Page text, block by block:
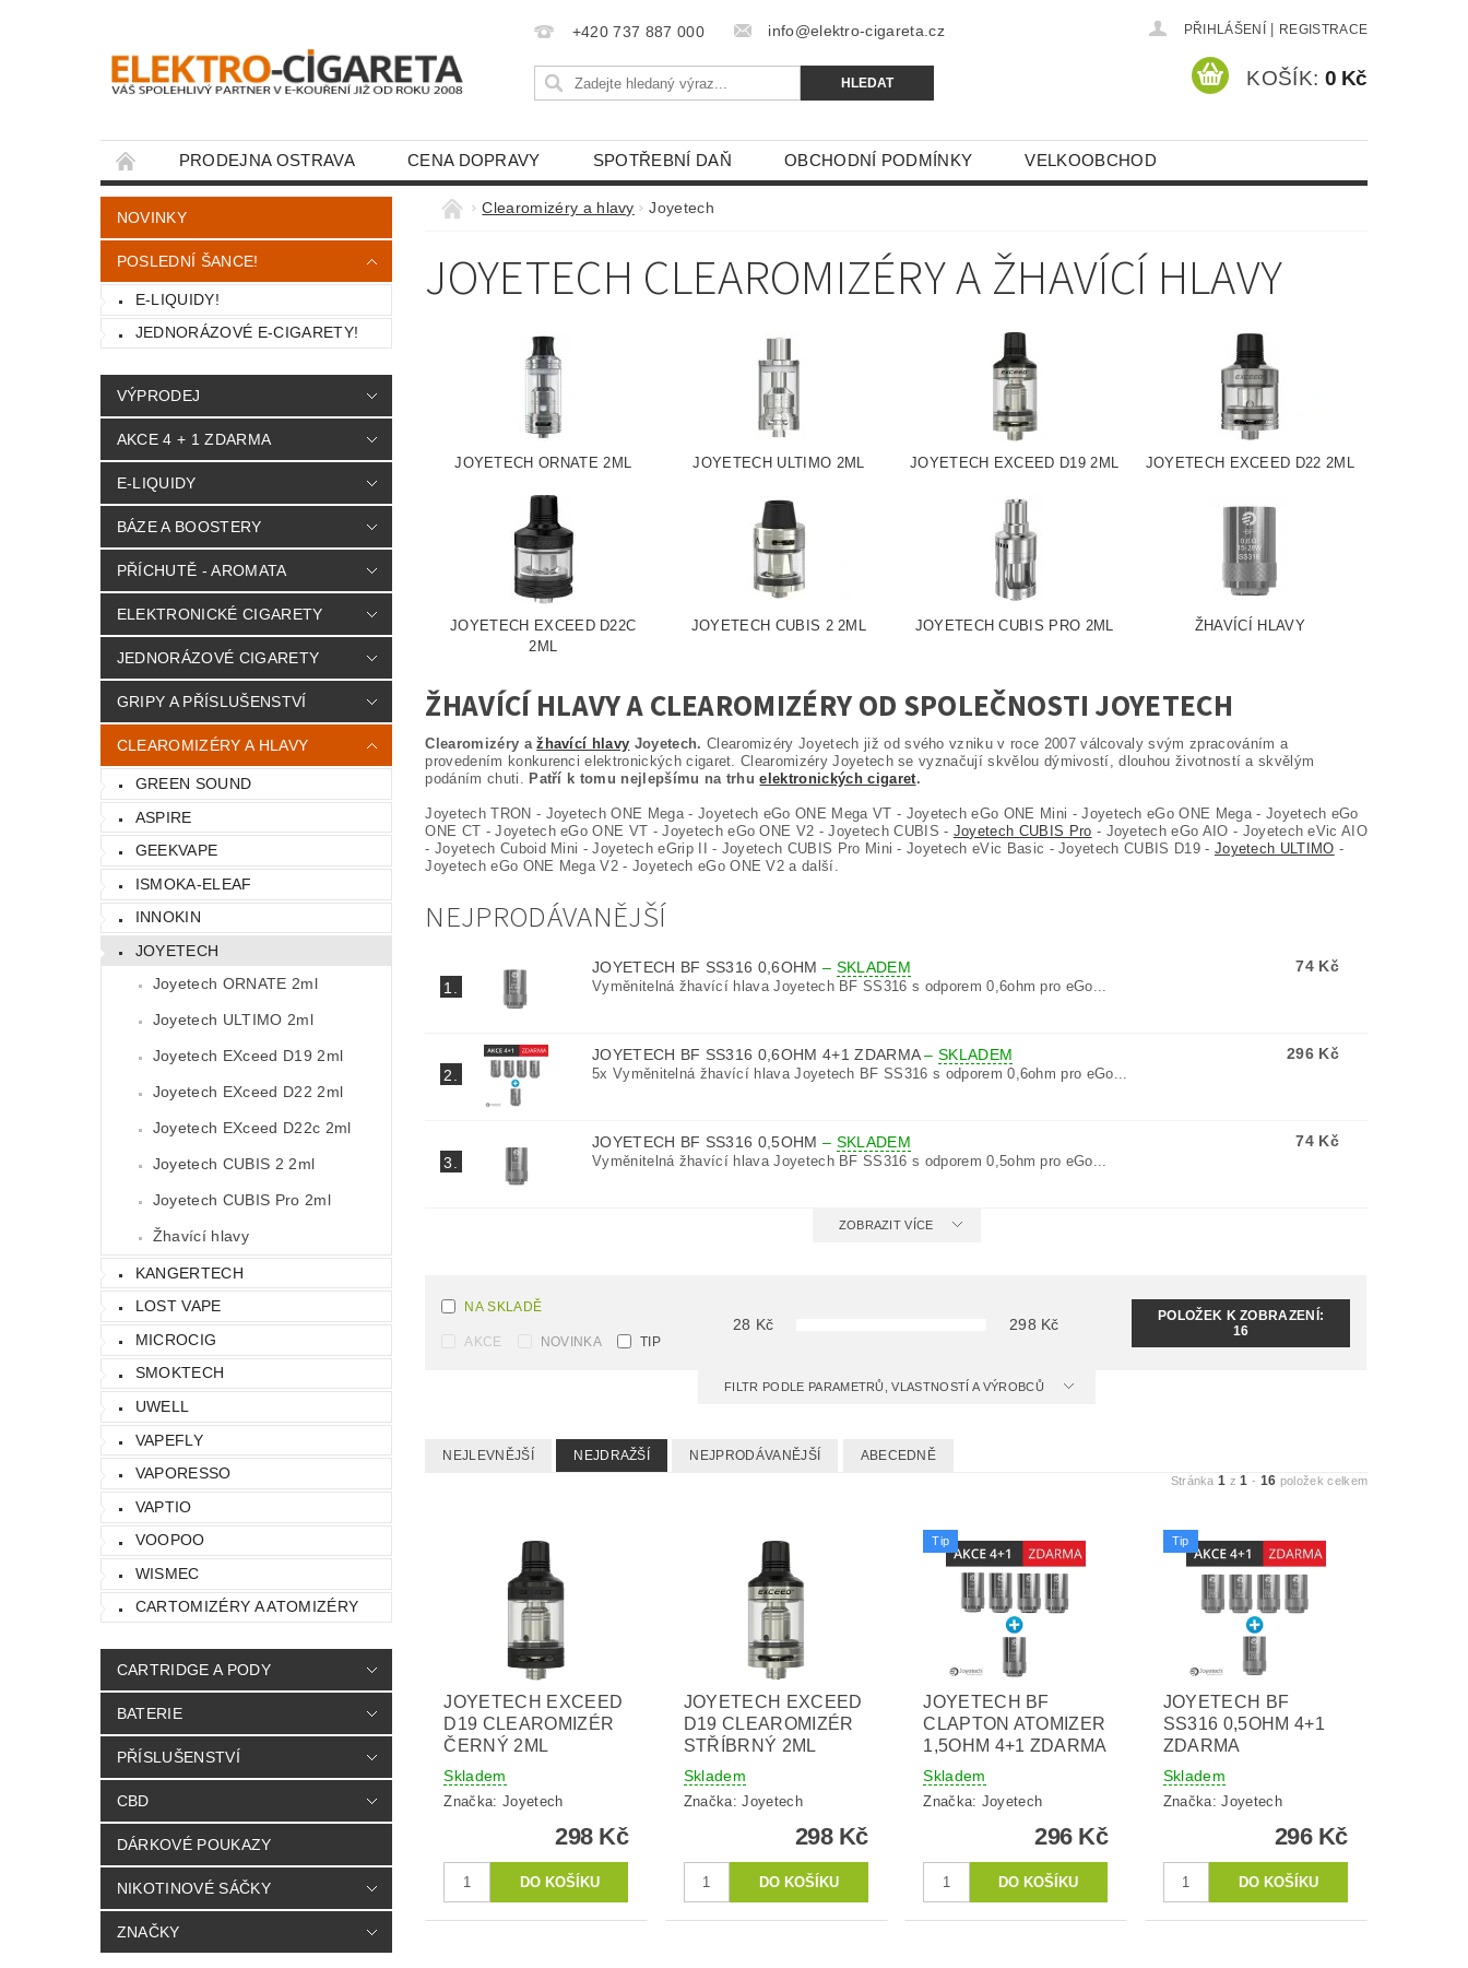
+420 737 887 000 info@elektro-cigareta.cz PŘIHLÁŠENÍ REGISTRACE
KOŠÍK: 0 Kč
PRODEJNA OSTRAVA CENA DOPRAVY SPOTŘEBNÍ DAŇ OBCHODNÍ PODMÍNKY VELKOOBCHOD
KONTAKTY
NOVINKY
POSLEDNÍ ŠANCE!
E-LIQUIDY!
JEDNORÁZOVÉ E-CIGARETY!
VÝPRODEJ
AKCE 4 + 1 ZDARMA
E-LIQUIDY
BÁZE A BOOSTERY
PŘÍCHUTĚ - AROMATA
ELEKTRONICKÉ CIGARETY
JEDNORÁZOVÉ CIGARETY
GRIPY A PŘÍSLUŠENSTVÍ
CLEAROMIZÉRY A HLAVY
GREEN SOUND
ASPIRE
GEEKVAPE
ISMOKA-ELEAF
INNOKIN
JOYETECH
Joyetech ORNATE 2ml
Joyetech ULTIMO 2ml
Joyetech EXceed D19 2ml
Joyetech EXceed D22 2ml
Joyetech EXceed D22c 2ml
Joyetech CUBIS 2 2ml
Joyetech CUBIS Pro 2ml
Žhavící hlavy
KANGERTECH
LOST VAPE
MICROCIG
SMOKTECH
UWELL
VAPEFLY
VAPORESSO
VAPTIO
VOOPOO
WISMEC
CARTOMIZÉRY A ATOMIZÉRY
CARTRIDGE A PODY
BATERIE
PŘÍSLUŠENSTVÍ
CBD
DÁRKOVÉ POUKAZY
NIKOTINOVÉ SÁČKY
ZNAČKY
Clearomizéry a hlavy Joyetech
JOYETECH CLEAROMIZÉRY A ŽHAVÍCÍ HLAVY
JOYETECH ORNATE 2ML JOYETECH ULTIMO 2ML JOYETECH EXCEED D19 2ML JOYETECH EXCEED D22 2ML
JOYETECH EXCEED D22C
2ML
JOYETECH CUBIS 2 2ML JOYETECH CUBIS PRO 2ML ŽHAVÍCÍ HLAVY
ŽHAVÍCÍ HLAVY A CLEAROMIZÉRY OD SPOLEČNOSTI JOYETECH
Clearomizéry ažhavící hlavy Joyetech. Clearomizéry Joyetech již od svého vzniku v roce 2007 válcovaly svým zpracováním a
provedením konkurenci elektronických cigaret. Clearomizéry Joyetech se vyznačují skvělou dýmivostí, dlouhou životností a skvělým
podáním chuti. Patří k tomu nejlepšímu na trhuelektronických cigaret.
Joyetech TRON - Joyetech ONE Mega - Joyetech eGo ONE Mega VT - Joyetech eGo ONE Mini - Joyetech eGo ONE Mega - Joyetech eGo
ONE CT - Joyetech eGo ONE VT - Joyetech eGo ONE V2 - Joyetech CUBIS - Joyetech CUBIS Pro - Joyetech eGo AIO - Joyetech eVic AIO
- Joyetech Cuboid Mini - Joyetech eGrip II - Joyetech CUBIS Pro Mini - Joyetech eVic Basic - Joyetech CUBIS D19 - Joyetech ULTIMO -
Joyetech eGo ONE Mega V2 - Joyetech eGo ONE V2 a další.
NEJPRODÁVANĚJŠÍ
1.
JOYETECH BF SS316 0,6OHM – SKLADEM
Vyměnitelná žhavící hlava Joyetech BF SS316 s odporem 0,6ohm pro eGo...
74 Kč
2.
JOYETECH BF SS316 0,6OHM 4+1 ZDARMA–SKLADEM
5x Vyměnitelná žhavící hlava Joyetech BF SS316 s odporem 0,6ohm pro eGo...
296 Kč
3.
JOYETECH BF SS316 0,5OHM – SKLADEM
Vyměnitelná žhavící hlava Joyetech BF SS316 s odporem 0,5ohm pro eGo...
74 Kč
ZOBRAZIT VÍCE
NA SKLADĚ
AKCE NOVINKA TIP
28 Kč 298 Kč
POLOŽEK K ZOBRAZENÍ:
16
FILTR PODLE PARAMETRŮ, VLASTNOSTÍ A VÝROBCŮ
NEJLEVNĚJŠÍ NEJDRAŽŠÍ NEJPRODÁVANĚJŠÍ ABECEDNĚ
Stránka1 z1 - 16 položek celkem
JOYETECH EXCEED
D19 CLEAROMIZÉR
ČERNÝ 2ML
Skladem
Značka: Joyetech
298 Kč
JOYETECH EXCEED
D19 CLEAROMIZÉR
STŘÍBRNÝ 2ML
Skladem
Značka:Joyetech
298 Kč
Tip
JOYETECH BF
CLAPTON ATOMIZER
1,5OHM 4+1 ZDARMA
Skladem
Značka: Joyetech
296 Kč
Tip
JOYETECH BF
SS316 0,5OHM 4+1
ZDARMA
Skladem
Značka:Joyetech
296 Kč